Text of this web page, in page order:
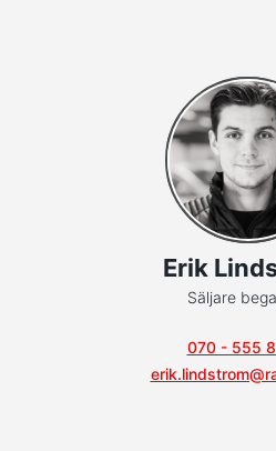
Erik
Säljare
070 - 555